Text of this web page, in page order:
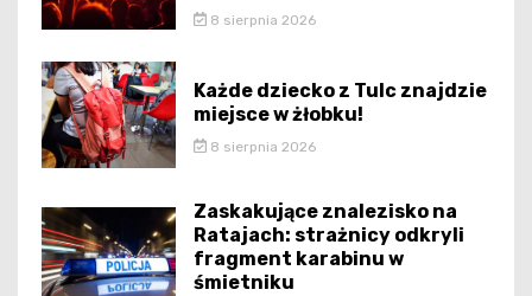
8 sierpnia 2026
Każde dziecko z Tulc znajdzie
miejsce w żłobku!
8 sierpnia 2026
Zaskakujące znalezisko na
Ratajach: strażnicy odkryli
fragment karabinu w
śmietniku